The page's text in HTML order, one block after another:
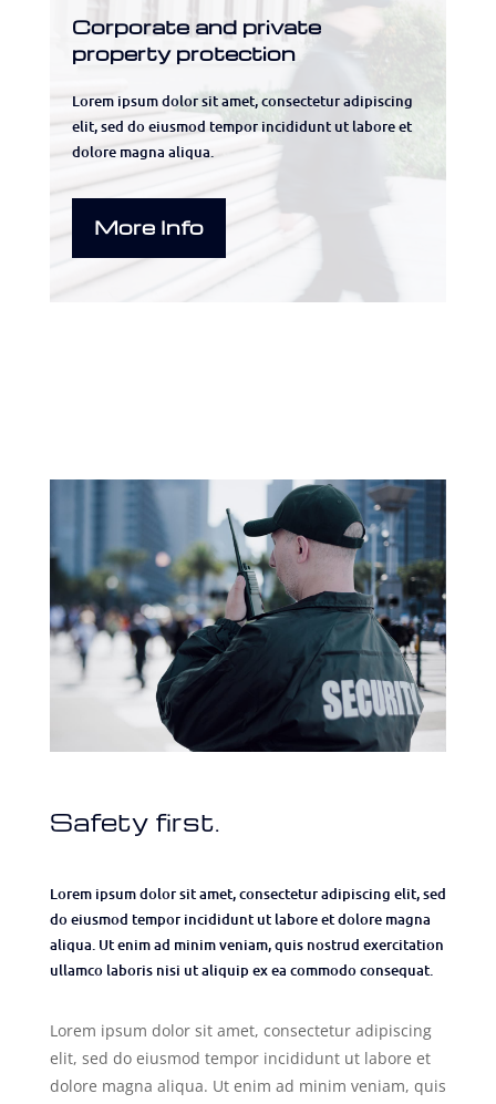
Corporate and private
property protection
Lorem ipsum dolor sit amet, consectetur adipiscing
elit, sed do eiusmod tempor incididunt ut labore et
dolore magna aliqua.
More Info
Safety first.
Lorem ipsum dolor sit amet, consectetur adipiscing elit, sed
do eiusmod tempor incididunt ut labore et dolore magna
aliqua. Ut enim ad minim veniam, quis nostrud exercitation
ullamco laboris nisi ut aliquip ex ea commodo consequat.
Lorem ipsum dolor sit amet, consectetur adipiscing
elit, sed do eiusmod tempor incididunt ut labore et
dolore magna aliqua. Ut enim ad minim veniam, quis